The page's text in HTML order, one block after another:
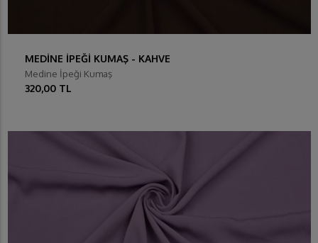
MEDİNE İPEĞİ KUMAŞ - KAHVE
Medine İpeği Kumaş
320,00 TL